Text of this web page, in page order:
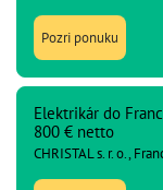
Pozri ponuku
Elektrikár do
800 € netto
CHRISTAL s. r. o.,